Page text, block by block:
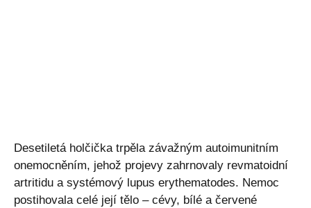
Desetiletá holčička trpěla závažným autoimunitním
onemocněním, jehož projevy zahrnovaly revmatoidní
artritidu a systémový lupus erythematodes. Nemoc
postihovala celé její tělo – cévy, bílé a červené